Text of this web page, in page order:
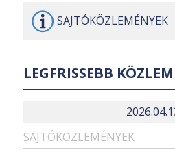
SAJTÓKÖZLEMÉNYEK
LEGFRISSEBB
SAJTÓKÖZLEMÉNYEK